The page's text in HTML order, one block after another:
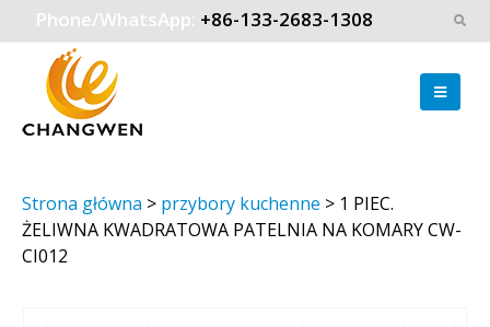
Phone/WhatsApp: +86-133-2683-1308
Strona główna > przybory kuchenne > 1 PIEC.
ŻELIWNA KWADRATOWA PATELNIA NA KOMARY CW-
CI012